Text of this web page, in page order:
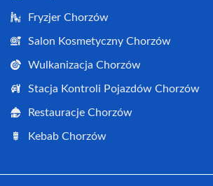
Fryzjer Chorzów
Salon Kosmetyczny Chorzów
Wulkanizacja Chorzów
Stacja Kontroli Pojazdów Chorzów
Restauracje Chorzów
Kebab Chorzów